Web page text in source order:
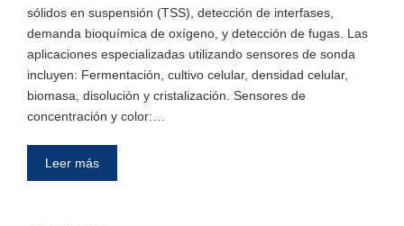
sólidos en suspensión (TSS), detección de interfases,
demanda bioquímica de oxígeno, y detección de fugas. Las
aplicaciones especializadas utilizando sensores de sonda
incluyen: Fermentación, cultivo celular, densidad celular,
biomasa, disolución y cristalización. Sensores de
concentración y color:…
Leer más